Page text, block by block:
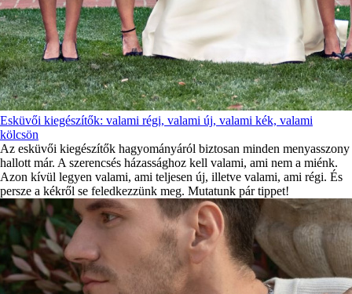
Esküvői kiegészítők: valami régi, valami új, valami kék, valami
kölcsön
Az esküvői kiegészítők hagyományáról biztosan minden menyasszony
hallott már. A szerencsés házassághoz kell valami, ami nem a miénk.
Azon kívül legyen valami, ami teljesen új, illetve valami, ami régi. És
persze a kékről se feledkezzünk meg. Mutatunk pár tippet!